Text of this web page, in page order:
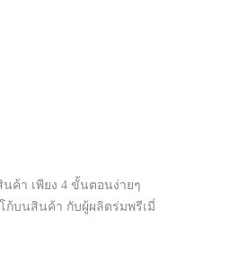
ค้า เพียง 4 ขั้นตอนง่ายๆ
ก้บนสินค้า กับผู้ผลิตร่มพรีเมี่